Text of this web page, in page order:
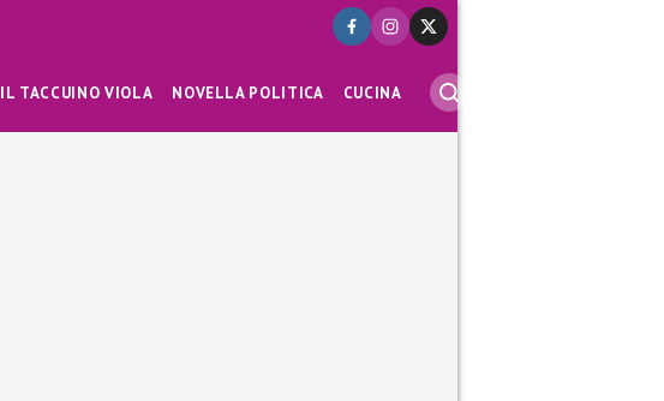
IL TACCUINO VIOLA NOVELLA POLITICA CUCINA